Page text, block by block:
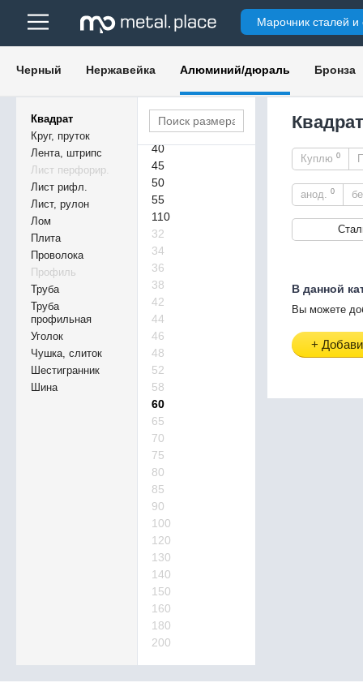
Марочник сталей и
Черный Нержавейка Алюминий/дюраль Бронза
Квадрат
Круг, пруток
Лента, штрипс
Лист перфорир.
Лист рифл.
Лист, рулон
Лом
Плита
Проволока
Профиль
Труба
Труба
профильная
Уголок
Чушка, слиток
Шестигранник
Шина
14
16
25
30
35
40
45
50
55
110
32
34
36
38
42
44
46
48
52
58
60
65
70
75
80
85
90
100
120
130
140
150
160
180
200
Куплю 0
анод. 0
В данной
Вы можете
+